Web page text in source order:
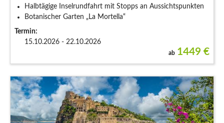
Halbtägige Inselrundfahrt mit Stopps an Aussichtspunkten
Botanischer Garten „La Mortella“
Termin:
15.10.2026 - 22.10.2026
ab 1449 €